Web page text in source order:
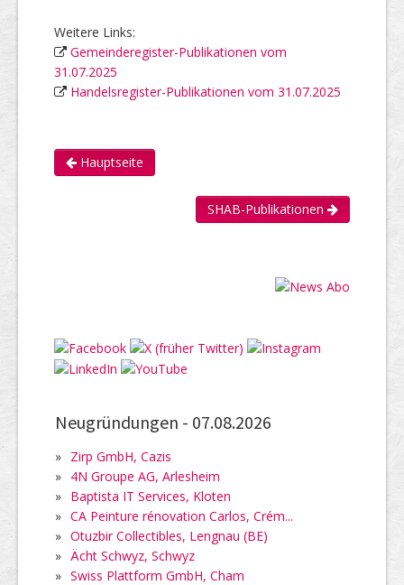
Weitere Links:
Gemeinderegister-Publikationen vom
31.07.2025
Handelsregister-Publikationen vom 31.07.2025
Hauptseite
SHAB-Publikationen
Neugründungen - 07.08.2026
» Zirp GmbH, Cazis
» 4N Groupe AG, Arlesheim
» Baptista IT Services, Kloten
» CA Peinture rénovation Carlos, Crém...
» Otuzbir Collectibles, Lengnau (BE)
» Ächt Schwyz, Schwyz
» Swiss Plattform GmbH, Cham